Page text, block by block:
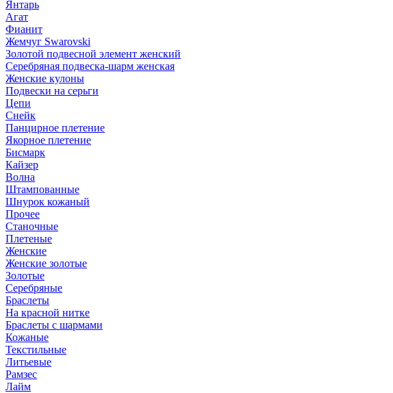
Янтарь
Агат
Фианит
Жемчуг Swarovski
Золотой подвесной элемент женcкий
Серебряная подвеска-шарм женская
Женские кулоны
Подвески на серьги
Цепи
Снейк
Панцирное плетение
Якорное плетение
Бисмарк
Кайзер
Волна
Штампованные
Шнурок кожаный
Прочее
Станочные
Плетеные
Женские
Женские золотые
Золотые
Серебряные
Браслеты
На красной нитке
Браслеты с шармами
Кожаные
Текстильные
Литьевые
Рамзес
Лайм